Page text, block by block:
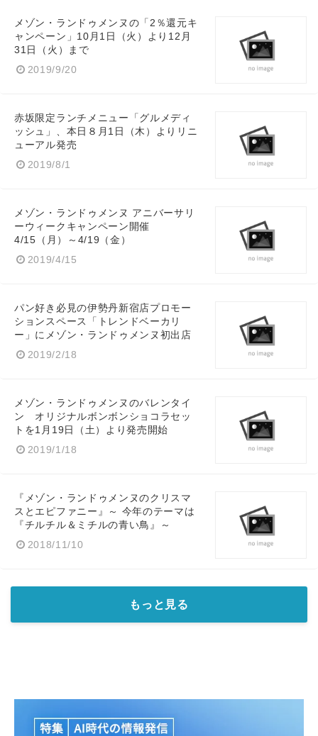
メゾン・ランドゥメンヌの「2％還元キ
ャンペーン」10月1日（火）より12月
31日（火）まで
2019/9/20
赤坂限定ランチメニュー「グルメディ
ッシュ」、本日８月1日（木）よりリニ
ューアル発売
2019/8/1
メゾン・ランドゥメンヌ アニバーサリ
ーウィークキャンペーン開催
4/15（月）～4/19（金）
2019/4/15
パン好き必見の伊勢丹新宿店プロモー
ションスペース「トレンドベーカリ
ー」にメゾン・ランドゥメンヌ初出店
2019/2/18
メゾン・ランドゥメンヌのバレンタイ
ン オリジナルボンボンショコラセッ
トを1月19日（土）より発売開始
2019/1/18
『メゾン・ランドゥメンヌのクリスマ
スとエピファニー』～ 今年のテーマは
『チルチル＆ミチルの青い鳥』～
2018/11/10
もっと見る